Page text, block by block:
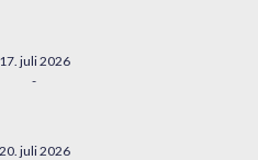
17. juli 2026
-
20. juli 2026